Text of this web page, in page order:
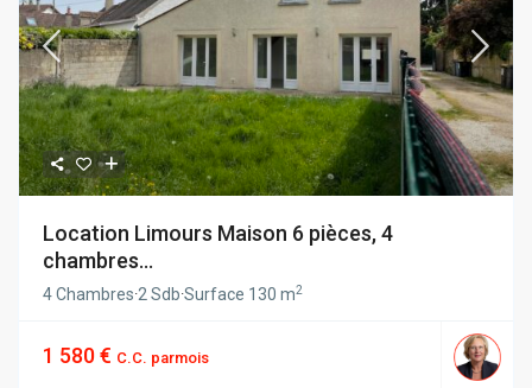
Location Limours Maison 6 pièces, 4
chambres...
4 Chambres·2 Sdb·Surface 130 m2
1 580 € C.C. parmois